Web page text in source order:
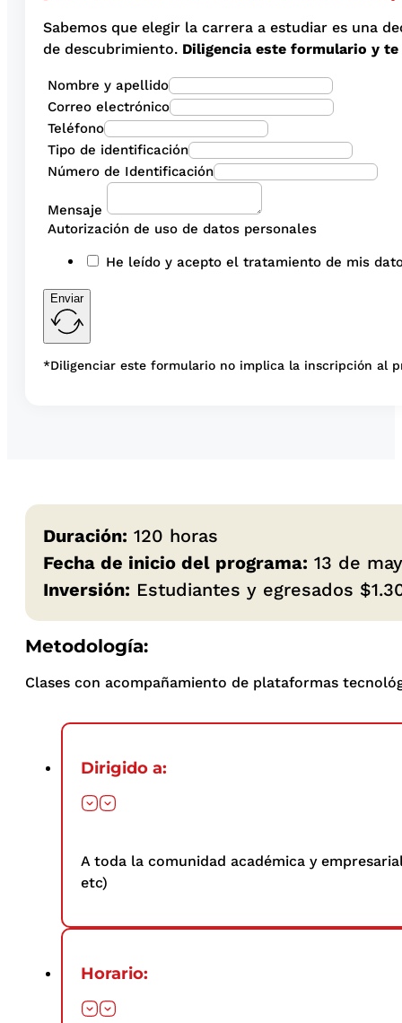
Sabemos que elegir la carrera a estudiar es una
de descubrimiento. Diligencia este formulario y
Nombre y apellido
Correo electrónico
Teléfono
Tipo de identificación
Número de Identificación
Mensaje
Autorización de uso de datos personales
He leído y acepto el tratamiento de mis
Enviar
*Diligenciar este formulario no implica la inscripción al
Duración: 120 horas
Fecha de inicio del programa: 13 de
Inversión: Estudiantes y egresados
Metodología:
Clases con acompañamiento de plataformas
Dirigido a:
A toda la comunidad académica y
etc)
Horario: